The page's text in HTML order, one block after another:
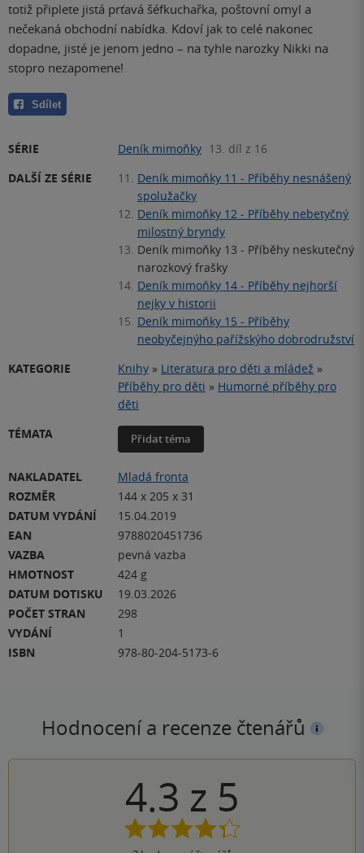
totiž připlete jistá prťavá šéfkuchařka, poštovní omyl a
nečekaná obchodní nabídka. Kdoví jak to celé nakonec
dopadne, jisté je jenom jedno – na tyhle narozky Nikki na
stopro nezapomene!
Sdílet
SÉRIE Deník mimoňky 13. díl z 16
DALŠÍ ZE SÉRIE
11. Deník mimoňky 11 - Příběhy nesnášený
spolužačky
12. Deník mimoňky 12 - Příběhy nebetyčný
milostný bryndy
13. Deník mimoňky 13 - Příběhy neskutečný
narozkový frašky
14. Deník mimoňky 14 - Příběhy nejhorší
nejky v historii
15. Deník mimoňky 15 - Příběhy
neobyčejnýho pařížskýho dobrodružství
KATEGORIE
Knihy » Literatura pro děti a mládež »
Příběhy pro děti » Humorné příběhy pro
děti
TÉMATA
Přidat téma
NAKLADATEL
Mladá fronta
ROZMĚR
144 x 205 x 31
DATUM VYDÁNÍ
15.04.2019
EAN
9788020451736
VAZBA
pevná vazba
HMOTNOST
424 g
DATUM DOTISKU
19.03.2026
POČET STRAN
298
VYDÁNÍ
1
ISBN
978-80-204-5173-6
Hodnocení a recenze čtenářů
4.3 z 5